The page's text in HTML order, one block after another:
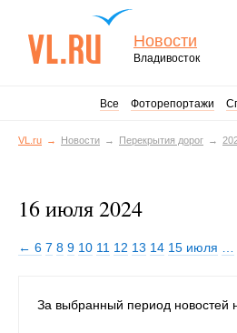
Новости
Владивосток
Все Фоторепортажи
VL.ru Новости Перекрытия дорог
16 июля 2024
← 6 7 8 9 10 11 12 13 14 15 июля
За выбранный период новостей